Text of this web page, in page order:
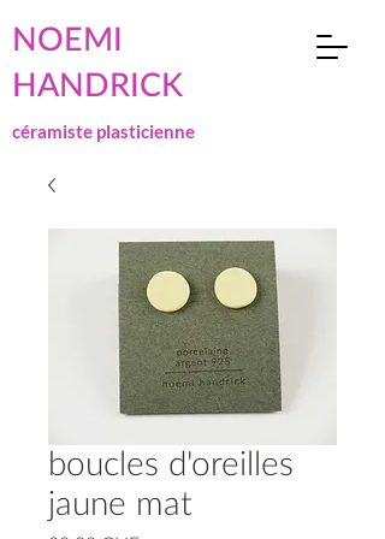
NOEMI
HANDRICK
céramiste plasticienne
boucles d'oreilles
jaune mat